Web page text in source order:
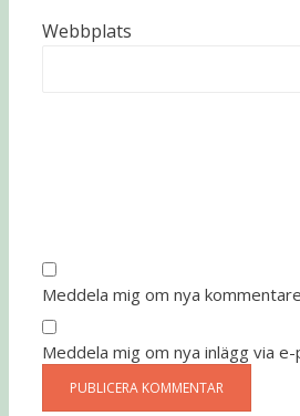
Webbplats
Meddela mig om nya
Meddela mig om nya inlägg via